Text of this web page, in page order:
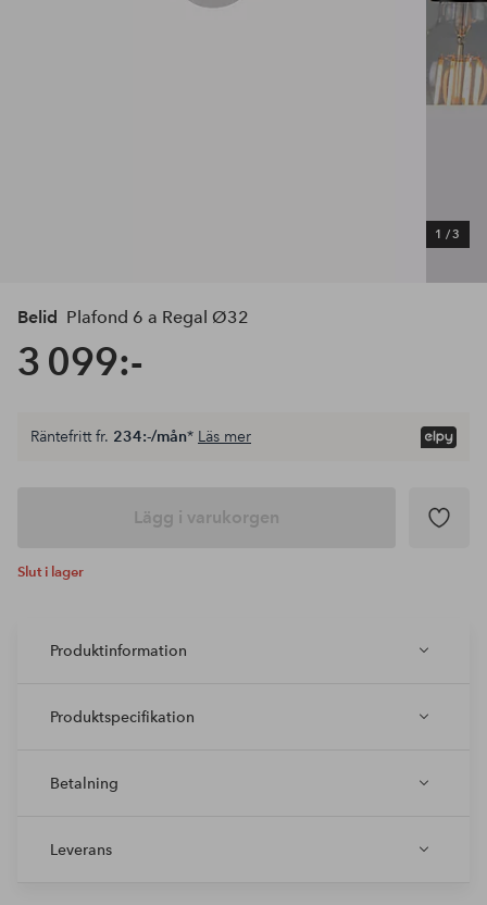
1 /3
Belid Plafond 6 a Regal Ø32
3 099:-
Räntefritt fr. 234:-/mån* Läs mer
Lägg i varukorgen
Slut i lager
Produktinformation
Produktspecifikation
Betalning
Leverans